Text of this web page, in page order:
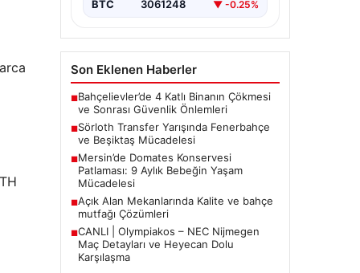
BTC 3061248 ▼ -0.25%
Son Eklenen Haberler
■Bahçelievler’de 4 Katlı Binanın Çökmesi
ve Sonrası Güvenlik Önlemleri
■Sörloth Transfer Yarışında Fenerbahçe
ve Beşiktaş Mücadelesi
■Mersin’de Domates Konservesi
Patlaması: 9 Aylık Bebeğin Yaşam
Mücadelesi
■Açık Alan Mekanlarında Kalite ve bahçe
mutfağı Çözümleri
■CANLI | Olympiakos – NEC Nijmegen
Maç Detayları ve Heyecan Dolu
Karşılaşma